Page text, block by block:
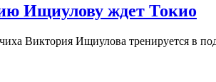
Ищиулову ждет Токио
Виктория Ищиулова тренируется в